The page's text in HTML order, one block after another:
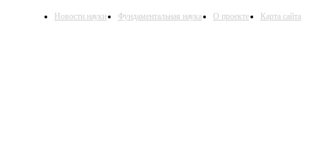
Новости науки Фундаментальная наука О проекте Карта сайта